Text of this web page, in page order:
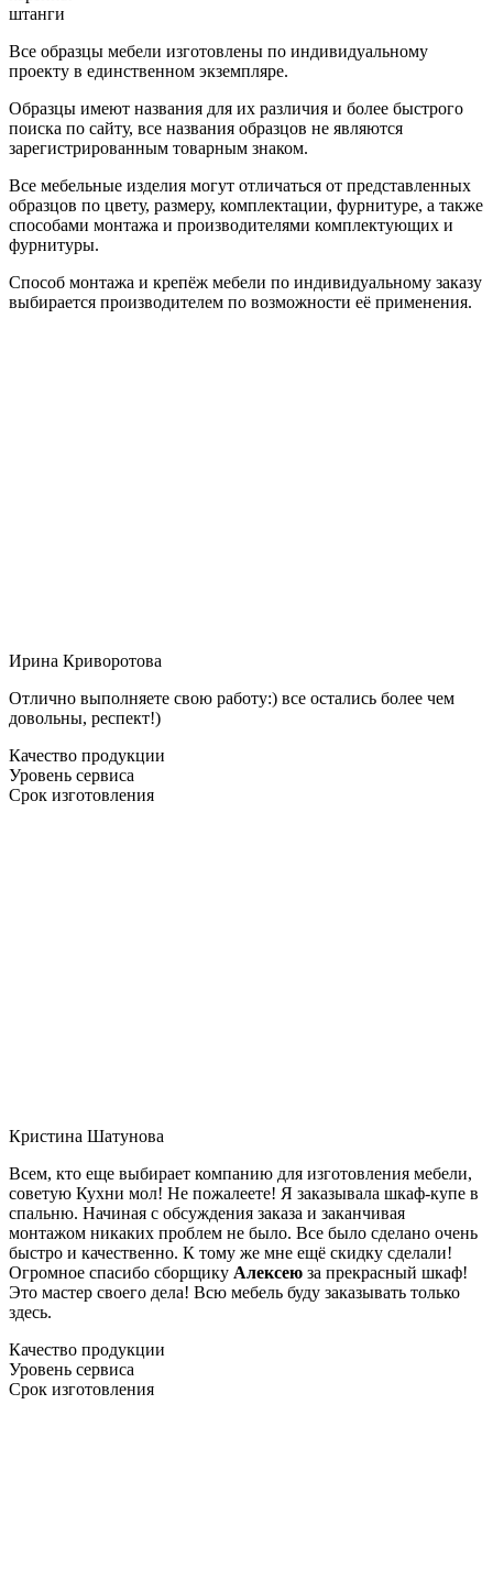
штанги
Все образцы мебели изготовлены по индивидуальному
проекту в единственном экземпляре.
Образцы имеют названия для их различия и более быстрого
поиска по сайту, все названия образцов не являются
зарегистрированным товарным знаком.
Все мебельные изделия могут отличаться от представленных
образцов по цвету, размеру, комплектации, фурнитуре, а также
способами монтажа и производителями комплектующих и
фурнитуры.
Способ монтажа и крепёж мебели по индивидуальному заказу
выбирается производителем по возможности её применения.
Ирина Криворотова
Отлично выполняете свою работу:) все остались более чем
довольны, респект!)
Качество продукции
Уровень сервиса
Срок изготовления
Кристина Шатунова
Всем, кто еще выбирает компанию для изготовления мебели,
советую Кухни мол! Не пожалеете! Я заказывала шкаф-купе в
спальню. Начиная с обсуждения заказа и заканчивая
монтажом никаких проблем не было. Все было сделано очень
быстро и качественно. К тому же мне ещё скидку сделали!
Огромное спасибо сборщику Алексею за прекрасный шкаф!
Это мастер своего дела! Всю мебель буду заказывать только
здесь.
Качество продукции
Уровень сервиса
Срок изготовления